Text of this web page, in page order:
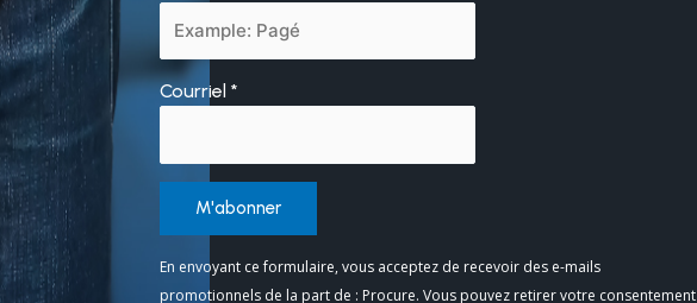
Courriel *
Constant
Contact
En envoyant ce formulaire, vous acceptez de recevoir des e-mails
promotionnels de la part de : Procure. Vous pouvez retirer votre consentement